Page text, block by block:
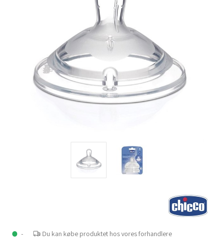
- Du kan købe produktet hos vores forhandlere